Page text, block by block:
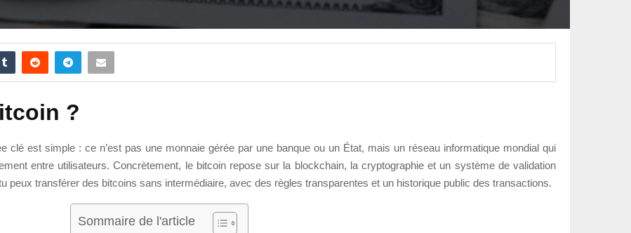
?
clé est simple : ce n’est pas une monnaie gérée par une banque ou un État, mais un réseau informatique mondial qui
entre utilisateurs. Concrètement, le bitcoin repose sur la blockchain, la cryptographie et un système de validation
peux transférer des bitcoins sans intermédiaire, avec des règles transparentes et un historique public des transactions.
Sommaire de l'article